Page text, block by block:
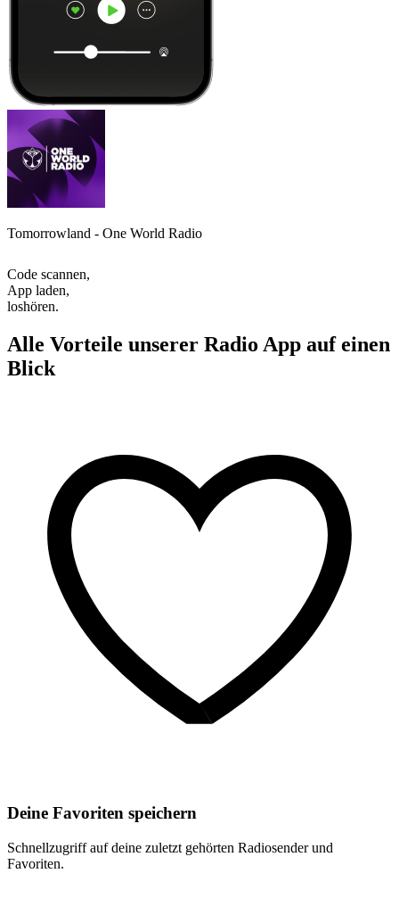
Tomorrowland - One World Radio
Code scannen,
App laden,
loshören.
Alle Vorteile unserer Radio App auf einen
Blick
Deine Favoriten speichern
Schnellzugriff auf deine zuletzt gehörten Radiosender und
Favoriten.